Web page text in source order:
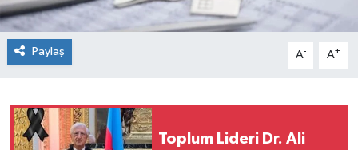
Paylaş A- A+
Toplum Lideri Dr. Ali